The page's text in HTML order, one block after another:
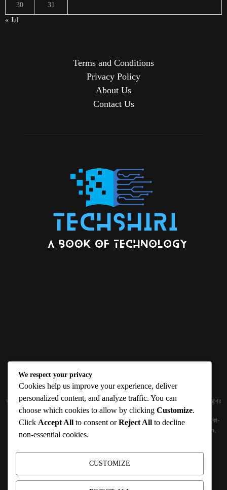
30
31
« Jul
Terms and Conditions
Privacy Policy
About Us
Contact Us
ABOUT US
জ্ঞান বিজ্ঞানের উৎকর্ষ আমাদের প্রভাবিত করে। আলোকিত করে। সেই আলো কে ধারণ কর দেশ ও বিদেশের
তথ্যপ্রযুক্তির অতিসাম্প্রতিক খবরাখবর পাঠকের হাতের মুঠোয় দিতে চায় টেকসিঁড়ি ডট কম।
প্রকাশক ও নির্বাহী সম্পাদকঃ সামিউল হক সুমন ১৮৮/১ (২য় তলা), ইনার সার্কুলার রোড, আরামবাগ, ঢাকা-
১০০০ মোবাইলঃ 01511759094, 01511759095 ইমেইলঃ
techshiribd@gmail.com,
info@techshiri.com
We respect your privacy
Cookies help us improve your experience, deliver
personalized content, and analyze traffic. You can
choose which cookies to allow by clicking Customize.
Click Accept All to consent orReject All to decline
non-essential cookies.
CUSTOMIZE